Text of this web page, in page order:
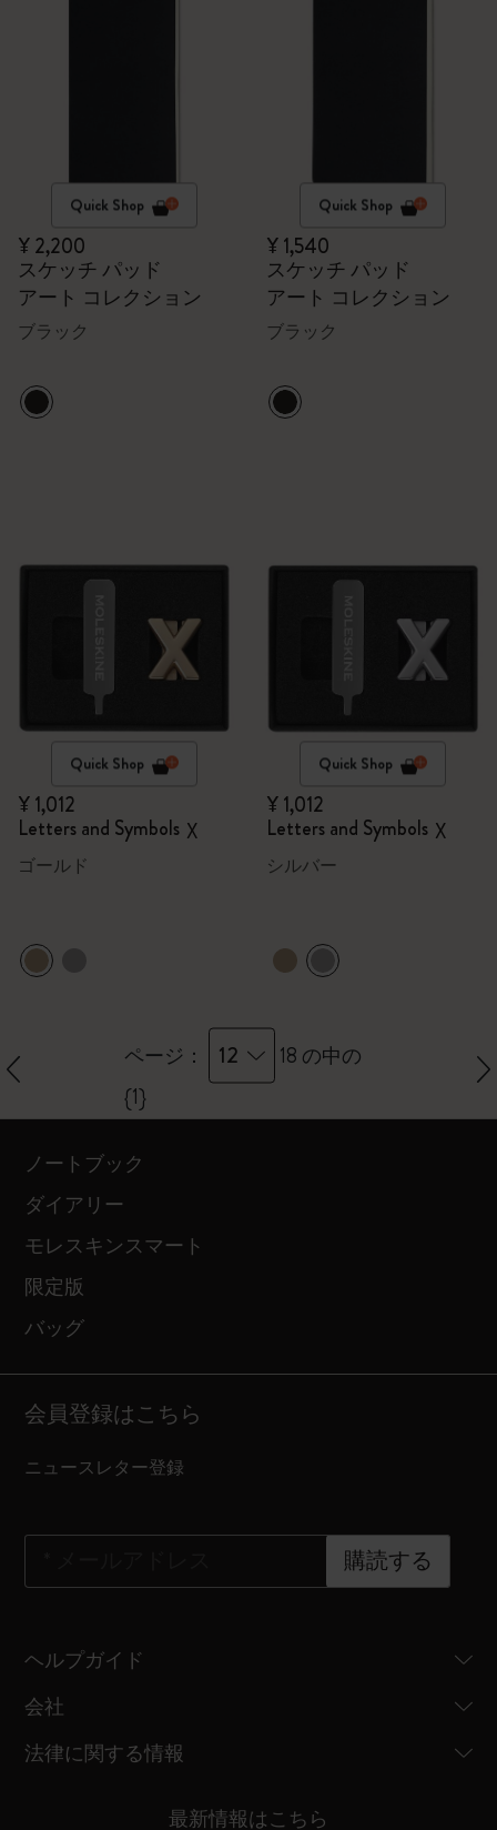
Quick Shop
¥ 2,200
スケッチ パッド
アート コレクション
ブラック
Quick Shop
¥ 1,540
スケッチ パッド
アート コレクション
ブラック
Quick Shop
¥ 1,012
Letters and Symbols X
ゴールド
Quick Shop
¥ 1,012
Letters and Symbols X
シルバー
ページ： 12
18 の中の
{1}
ノートブック
ダイアリー
モレスキンスマート
限定版
バッグ
会員登録はこちら
ニュースレター登録
購読する
ヘルプガイド
会社
法律に関する情報
最新情報はこちら